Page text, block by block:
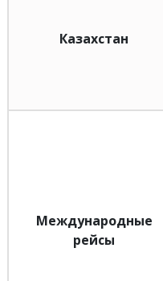
Казахстан
Международные
рейсы